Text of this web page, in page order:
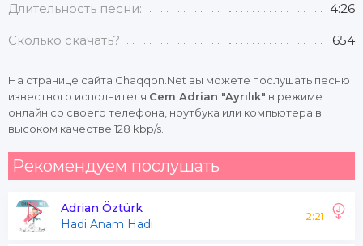
Длительность песни: 4:26
Сколько скачать? 654
На странице сайта Chaqqon.Net вы можете послушать песню
известного исполнителя Cem Adrian "Ayrılık" в режиме
онлайн со своего телефона, ноутбука или компьютера в
высоком качестве 128 kbp/s.
Рекомендуем послушать
Adrian Öztürk
Hadi Anam Hadi
2:21